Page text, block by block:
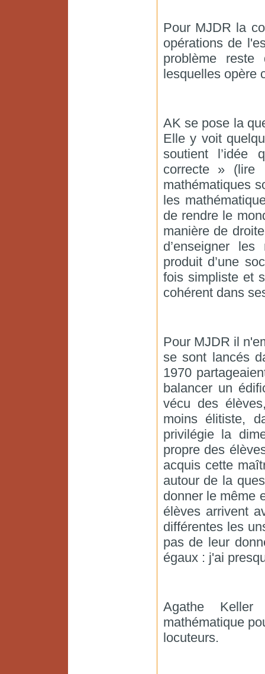
Pour MJDR la
opérations de
problème
lesquelles opère
AK se pose la
Elle y voit
soutient l’idée
correcte » (lire
mathématiques
les
de rendre le
manière de
d’enseigner
produit d’une
fois simpliste et
cohérent dans
Pour MJDR il
se sont lancés
1970
balancer un
vécu des
moins élitiste,
privilégie la
propre des
acquis cette
autour de la
donner le même
élèves arrivent
différentes les
pas de leur
égaux : j'ai
Agathe
mathématique
locuteurs.